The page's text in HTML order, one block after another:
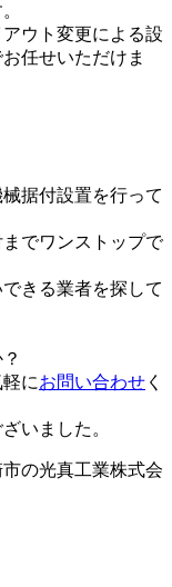
ウト変更による設
任せいただけま
据付設置を行って
でワンストップで
きる業者を探して
にお問い合わせ く
いました。
の光真工業株式会